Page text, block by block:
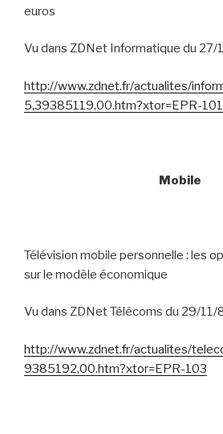
euros
Vu dans ZDNet Informatique du 27/
http://www.zdnet.fr/actualites/
5,39385119,00.htm?xtor=EPR-101
Mobile
Télévision mobile personnelle : les
sur le modèle économique
Vu dans ZDNet Télécoms du 29/11/
http://www.zdnet.fr/actualites/
9385192,00.htm?xtor=EPR-103